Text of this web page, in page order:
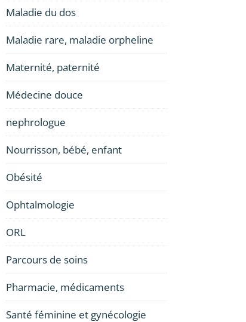
Maladie du dos
Maladie rare, maladie orpheline
Maternité, paternité
Médecine douce
nephrologue
Nourrisson, bébé, enfant
Obésité
Ophtalmologie
ORL
Parcours de soins
Pharmacie, médicaments
Santé féminine et gynécologie